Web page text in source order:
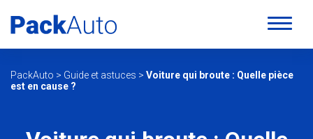
PackAuto > Guide et astuces > Voiture qui broute : Quelle pièce
est en cause ?